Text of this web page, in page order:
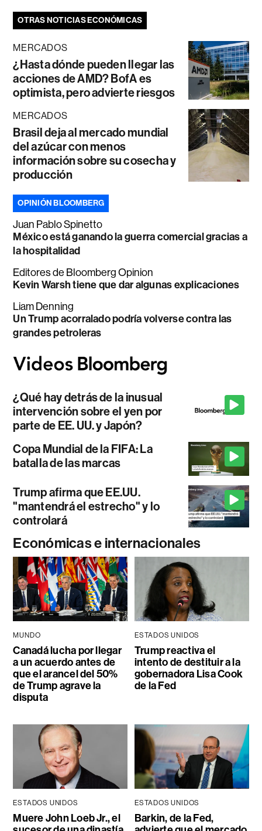
OTRAS NOTICIAS ECONÓMICAS
MERCADOS
¿Hasta dónde pueden llegar las
acciones de AMD? BofA es
optimista, pero advierte riesgos
MERCADOS
Brasil deja al mercado mundial
del azúcar con menos
información sobre su cosecha y
producción
OPINIÓN BLOOMBERG
Juan Pablo Spinetto
México está ganando la guerra comercial gracias a
la hospitalidad
Editores de Bloomberg Opinion
Kevin Warsh tiene que dar algunas explicaciones
Liam Denning
Un Trump acorralado podría volverse contra las
grandes petroleras
¿Qué hay detrás de la inusual
intervención sobre el yen por
parte de EE. UU. y Japón?
Copa Mundial de la FIFA: La
batalla de las marcas
Trump afirma que EE.UU.
"mantendrá el estrecho" y lo
controlará
Económicas e internacionales
MUNDO
Canadá lucha por llegar
a un acuerdo antes de
que el arancel del 50%
de Trump agrave la
disputa
ESTADOS UNIDOS
Trump reactiva el
intento de destituir a la
gobernadora Lisa Cook
de la Fed
ESTADOS UNIDOS
Muere John Loeb Jr., el
ESTADOS UNIDOS
Barkin, de la Fed,